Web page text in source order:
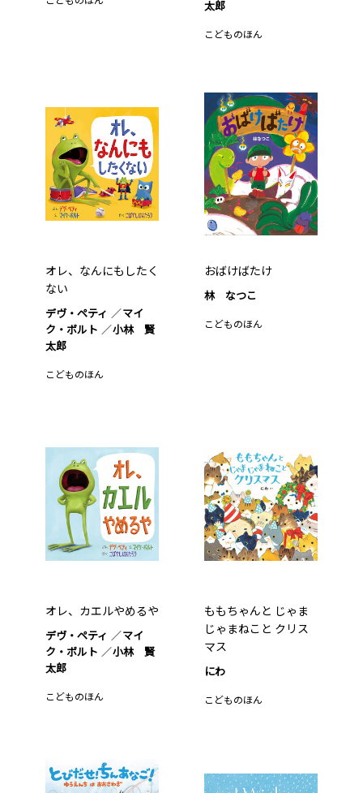
太郎
こどものほん
オレ、なんにもしたく
ない
デヴ・ペティ
マイ
ク・ボルト
小林 賢
太郎
こどものほん
おばけばたけ
林 なつこ
こどものほん
オレ、カエルやめるや
デヴ・ペティ
マイ
ク・ボルト
小林 賢
太郎
こどものほん
ももちゃんと じゃま
じゃまねこと クリス
マス
にわ
こどものほん